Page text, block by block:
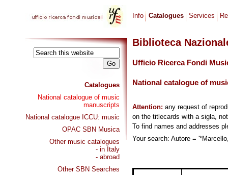
Catalogues
National catalogue of music
manuscripts
National catalogue ICCU: music
OPAC SBN Musica
Other music catalogues
- in Italy
- abroad
Other SBN Searches
Info Catalogues Services
Biblioteca
Ufficio Ricerca Fondi
National catalogue of
Attention: any request of
on the titlecards with a sigla,
To find names and addresses
Your search: Autore =